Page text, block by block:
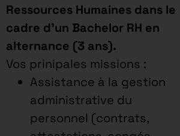
Ressources Humaines dans le
cadre d’un Bachelor RH en
alternance (3 ans).
Vos prinipales missions :
Assistance à la gestion
administrative du
personnel (contrats,